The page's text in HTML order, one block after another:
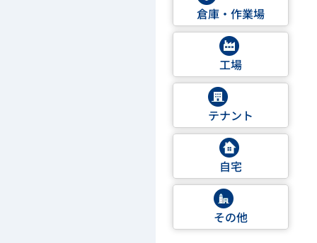
倉庫・作業場
工場
テナント
自宅
その他